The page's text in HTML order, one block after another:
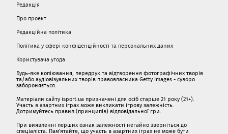
Редакція
Про проект
Редакційна політика
Політика у сфері конфіденційності та персональних даних
Користувача угода
Будь-яке копіювання, передрук та відтворення фотографічних творів
та/або аудіовізуальних творів правовласника Getty Images - суворо
забороняється.
Матеріали сайту isport.ua призначені для осіб старше 21 року (21+).
Участь в азартних іграх може викликати ігрову залежність.
Дотримуйтесь правил (принципів) відповідальної гри.
При виявленні перших ознак залежності негайно зверніться до
спеціаліста. Пам'ятайте, що участь в азартних іграх не може бути